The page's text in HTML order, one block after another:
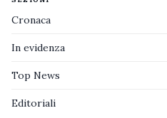
Cronaca
In evidenza
Top News
Editoriali